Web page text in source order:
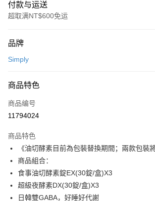
付款与运送
超取满NT$600免运
信用卡一次付款
LINE Pay
Apple Pay
悠遊付
Google Pay
Plus PAY
AFTEE先享后付
品牌
Simply
商品特色
商品编号
11794024
商品特色
《油切酵素目前為包裝替換期間；兩款包裝
商品組合：
食事油切酵素錠EX(30錠/盒)X3
超級夜酵素DX(30錠/盒)X3
日韓雙GABA，好睡好代謝